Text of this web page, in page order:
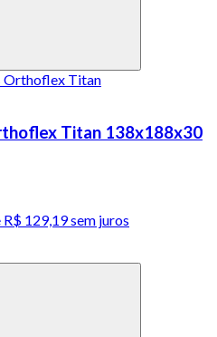
Titan 138x188x30
R$ 129,19 sem juros